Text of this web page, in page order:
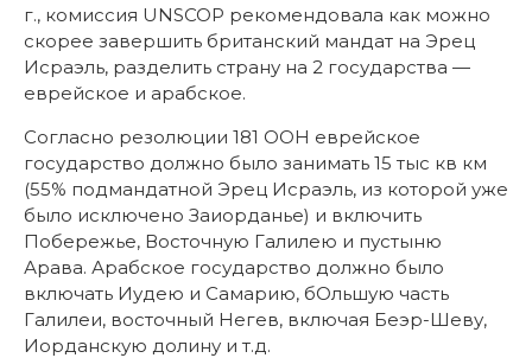
г., комиссия UNSCOP рекомендовала как можно
скорее завершить британский мандат на Эрец
Исраэль, разделить страну на 2 государства —
еврейское и арабское.
Согласно резолюции 181 ООН еврейское
государство должно было занимать 15 тыс кв км
(55% подмандатной Эрец Исраэль, из которой уже
было исключено Заиорданье) и включить
Побережье, Восточную Галилею и пустыню
Арава. Арабское государство должно было
включать Иудею и Самарию, бОльшую часть
Галилеи, восточный Негев, включая Беэр-Шеву,
Иорданскую долину и т.д.